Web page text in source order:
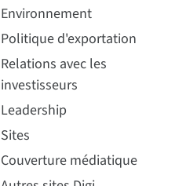
Environnement
Politique d'exportation
Relations avec les
investisseurs
Leadership
Sites
Couverture médiatique